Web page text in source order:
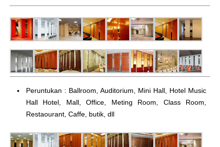
Peruntukan : Ballroom, Auditorium, Mini Hall, Hotel Music
Hall Hotel, Mall, Office, Meting Room, Class Room,
Restaourant, Caffe, butik, dll